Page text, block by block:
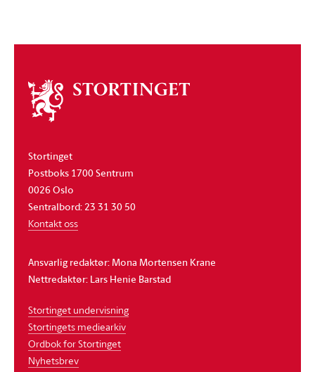
Om
stortinget
Stortinget
Postboks 1700 Sentrum
0026 Oslo
Sentralbord: 23 31 30 50
Kontakt oss
Ansvarlig redaktør: Mona Mortensen Krane
Nettredaktør: Lars Henie Barstad
Stortinget undervisning
Stortingets mediearkiv
Ordbok for Stortinget
Nyhetsbrev